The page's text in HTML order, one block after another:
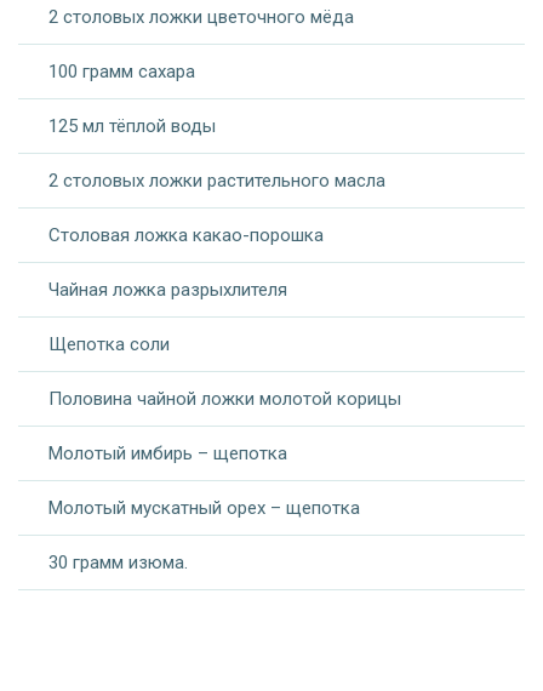
2 столовых ложки цветочного мёда
100 грамм сахара
125 мл тёплой воды
2 столовых ложки растительного масла
Столовая ложка какао-порошка
Чайная ложка разрыхлителя
Щепотка соли
Половина чайной ложки молотой корицы
Молотый имбирь – щепотка
Молотый мускатный орех – щепотка
30 грамм изюма.